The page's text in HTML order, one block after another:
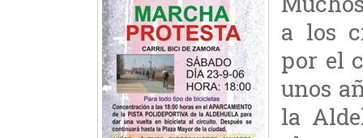
a los
por el
unos
la